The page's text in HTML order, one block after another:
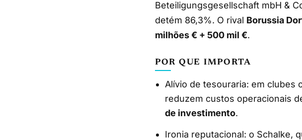
Beteiligungsgesellschaft mbH &
detém 86,3%. O rival Borussia
milhões € + 500 mil €.
POR QUE IMPORTA
Alívio de tesouraria: em clubes
reduzem custos operacionais
de investimento.
Ironia reputacional: o Schalke,